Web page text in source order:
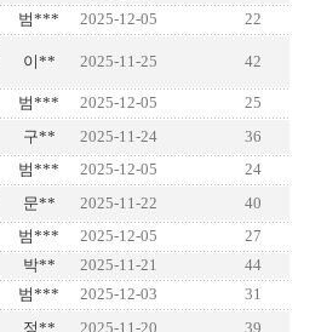
범*** 2025-12-05 22
이** 2025-11-25 42
범*** 2025-12-05
25
구** 2025-11-24
36
범*** 2025-12-05
24
문** 2025-11-22
40
범*** 2025-12-05
27
박** 2025-11-21
44
범*** 2025-12-03
31
정** 2025-11-20 39